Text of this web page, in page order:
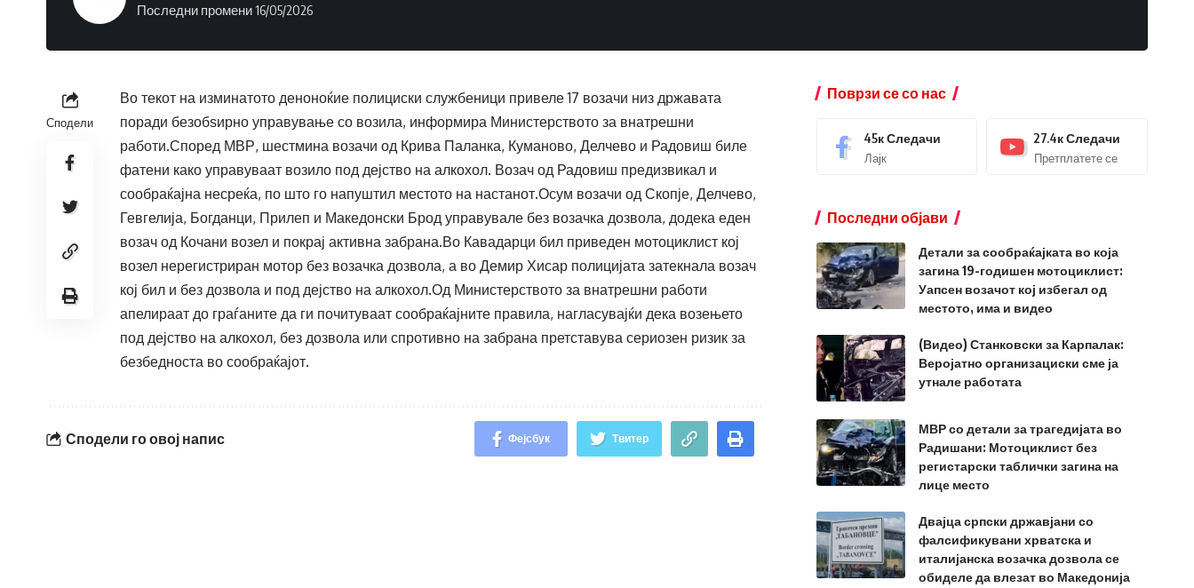
Последни промени 16/05/2026
Сподели
Во текот на изминатото деноноќие полициски службеници привеле 17 возачи низ државата
поради безобѕирно управување со возила, информира Министерството за внатрешни
работи.Според МВР, шестмина возачи од Крива Паланка, Куманово, Делчево и Радовиш биле
фатени како управуваат возило под дејство на алкохол. Возач од Радовиш предизвикал и
сообраќајна несреќа, по што го напуштил местото на настанот.Осум возачи од Скопје, Делчево,
Гевгелија, Богданци, Прилеп и Македонски Брод управувале без возачка дозвола, додека еден
возач од Кочани возел и покрај активна забрана.Во Кавадарци бил приведен мотоциклист кој
возел нерегистриран мотор без возачка дозвола, а во Демир Хисар полицијата затекнала возач
кој бил и без дозвола и под дејство на алкохол.Од Министерството за внатрешни работи
апелираат до граѓаните да ги почитуваат сообраќајните правила, нагласувајќи дека возењето
под дејство на алкохол, без дозвола или спротивно на забрана претставува сериозен ризик за
безбедноста во сообраќајот.
Сподели го овој напис Фејсбук Твитер
Поврзи се со нас
45кСледачи
Лајк
27.4кСледачи
Претплатете се
Последни објави
Детали за сообраќајката во која
загина 19-годишен мотоциклист:
Уапсен возачот кој избегал од
местото, има и видео
(Видео) Станковски за Карпалак:
Веројатно организациски сме ја
утнале работата
МВР со детали за трагедијата во
Радишани: Мотоциклист без
регистарски таблички загина на
лице место
Двајца српски државјани со
фалсификувани хрватска и
италијанска возачка дозвола се
обиделе да влезат во Македонија